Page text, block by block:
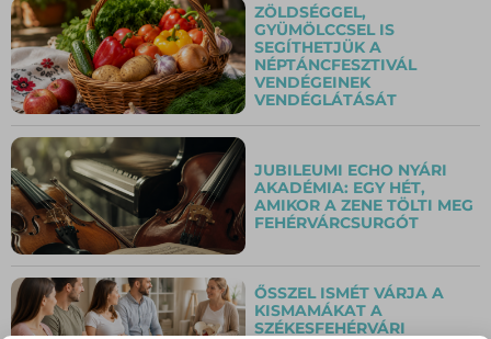
ZÖLDSÉGGEL,
GYÜMÖLCCSEL IS
SEGÍTHETJÜK A
NÉPTÁNCFESZTIVÁL
VENDÉGEINEK
VENDÉGLÁTÁSÁT
JUBILEUMI ECHO NYÁRI
AKADÉMIA: EGY HÉT,
AMIKOR A ZENE TÖLTI MEG
FEHÉRVÁRCSURGÓT
ŐSSZEL ISMÉT VÁRJA A
KISMAMÁKAT A
SZÉKESFEHÉRVÁRI